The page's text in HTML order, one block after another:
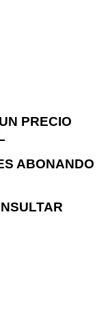
PRECIO
ABONANDO